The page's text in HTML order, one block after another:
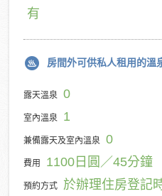
有
房間外可供私人租用的溫
露天溫泉 0
室內溫泉 1
兼備露天及室內溫泉 0
費用 1100日圓／45分鐘
預約方式 於辦理住房登記